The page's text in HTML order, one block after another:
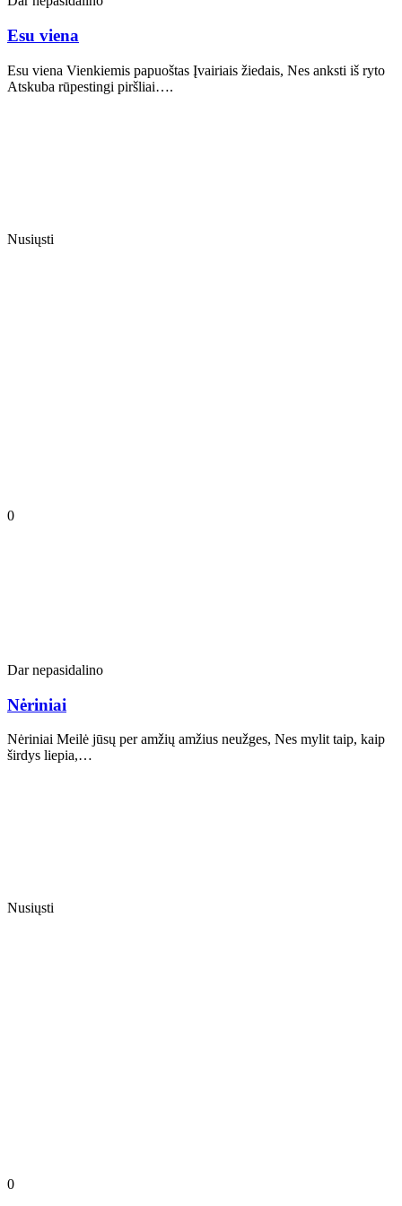
Esu viena
Esu viena Vienkiemis papuoštas Įvairiais žiedais, Nes anksti iš ryto
Atskuba rūpestingi piršliai….
Nusiųsti
0
Dar nepasidalino
Nėriniai
Nėriniai Meilė jūsų per amžių amžius neužges, Nes mylit taip, kaip
širdys liepia,…
Nusiųsti
0